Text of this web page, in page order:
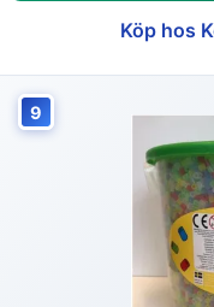
Köp hos
9